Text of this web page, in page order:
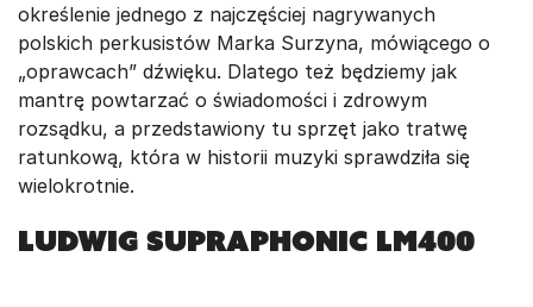
określenie jednego z najczęściej nagrywanych
polskich perkusistów Marka Surzyna, mówiącego o
„oprawcach” dźwięku. Dlatego też będziemy jak
mantrę powtarzać o świadomości i zdrowym
rozsądku, a przedstawiony tu sprzęt jako tratwę
ratunkową, która w historii muzyki sprawdziła się
wielokrotnie.
LUDWIG SUPRAPHONIC LM400